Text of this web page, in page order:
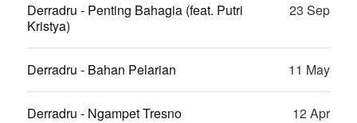
Derradru - Penting Bahagia (feat. Putri
Kristya)
23 Sep
Derradru - Bahan Pelarian 11 May
Derradru - Ngampet Tresno 12 Apr